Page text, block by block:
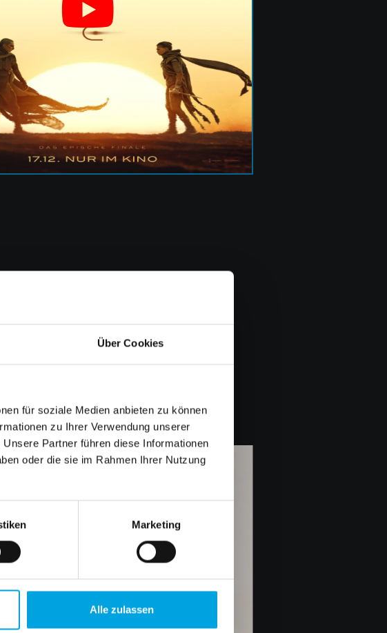
Über Cookies
für soziale Medien anbieten zu können
zu Ihrer Verwendung unserer
Partner führen diese Informationen
oder die sie im Rahmen Ihrer Nutzung
Marketing
Alle zulassen